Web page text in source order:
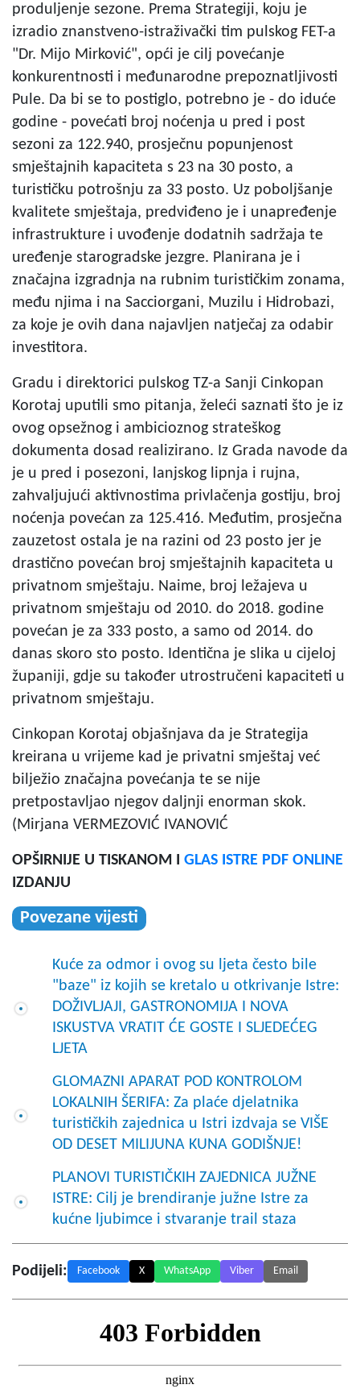
produljenje sezone. Prema Strategiji, koju je
izradio znanstveno-istraživački tim pulskog FET-a
"Dr. Mijo Mirković", opći je cilj povećanje
konkurentnosti i međunarodne prepoznatljivosti
Pule. Da bi se to postiglo, potrebno je - do iduće
godine - povećati broj noćenja u pred i post
sezoni za 122.940, prosječnu popunjenost
smještajnih kapaciteta s 23 na 30 posto, a
turističku potrošnju za 33 posto. Uz poboljšanje
kvalitete smještaja, predviđeno je i unapređenje
infrastrukture i uvođenje dodatnih sadržaja te
uređenje starogradske jezgre. Planirana je i
značajna izgradnja na rubnim turističkim zonama,
među njima i na Sacciorgani, Muzilu i Hidrobazi,
za koje je ovih dana najavljen natječaj za odabir
investitora.
Gradu i direktorici pulskog TZ-a Sanji Cinkopan
Korotaj uputili smo pitanja, želeći saznati što je iz
ovog opsežnog i ambicioznog strateškog
dokumenta dosad realizirano. Iz Grada navode da
je u pred i posezoni, lanjskog lipnja i rujna,
zahvaljujući aktivnostima privlačenja gostiju, broj
noćenja povećan za 125.416. Međutim, prosječna
zauzetost ostala je na razini od 23 posto jer je
drastično povećan broj smještajnih kapaciteta u
privatnom smještaju. Naime, broj ležajeva u
privatnom smještaju od 2010. do 2018. godine
povećan je za 333 posto, a samo od 2014. do
danas skoro sto posto. Identična je slika u cijeloj
županiji, gdje su također utrostručeni kapaciteti u
privatnom smještaju.
Cinkopan Korotaj objašnjava da je Strategija
kreirana u vrijeme kad je privatni smještaj već
bilježio značajna povećanja te se nije
pretpostavljao njegov daljnji enorman skok.
(Mirjana VERMEZOVIĆ IVANOVIĆ
OPŠIRNIJE U TISKANOM I GLAS ISTRE PDF ONLINE
IZDANJU
Povezane vijesti
Kuće za odmor i ovog su ljeta često bile
"baze" iz kojih se kretalo u otkrivanje Istre:
DOŽIVLJAJI, GASTRONOMIJA I NOVA
ISKUSTVA VRATIT ĆE GOSTE I SLJEDEĆEG
LJETA
GLOMAZNI APARAT POD KONTROLOM
LOKALNIH ŠERIFA: Za plaće djelatnika
turističkih zajednica u Istri izdvaja se VIŠE
OD DESET MILIJUNA KUNA GODIŠNJE!
PLANOVI TURISTIČKIH ZAJEDNICA JUŽNE
ISTRE: Cilj je brendiranje južne Istre za
kućne ljubimce i stvaranje trail staza
Podijeli: Facebook X WhatsApp Viber Email